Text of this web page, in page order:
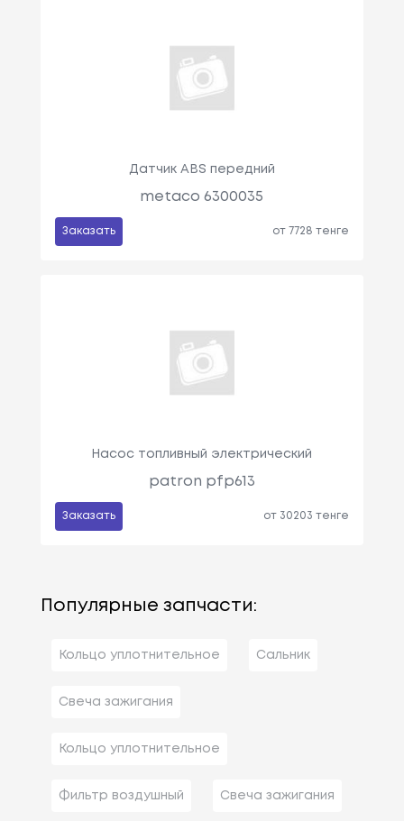
Датчик ABS передний
metaco 6300035
Заказать от 7728 тенге
Насос топливный электрический
patron pfp613
Заказать от 30203 тенге
Популярные запчасти:
Кольцо уплотнительное Сальник
Свеча зажигания
Кольцо уплотнительное
Фильтр воздушный Свеча зажигания